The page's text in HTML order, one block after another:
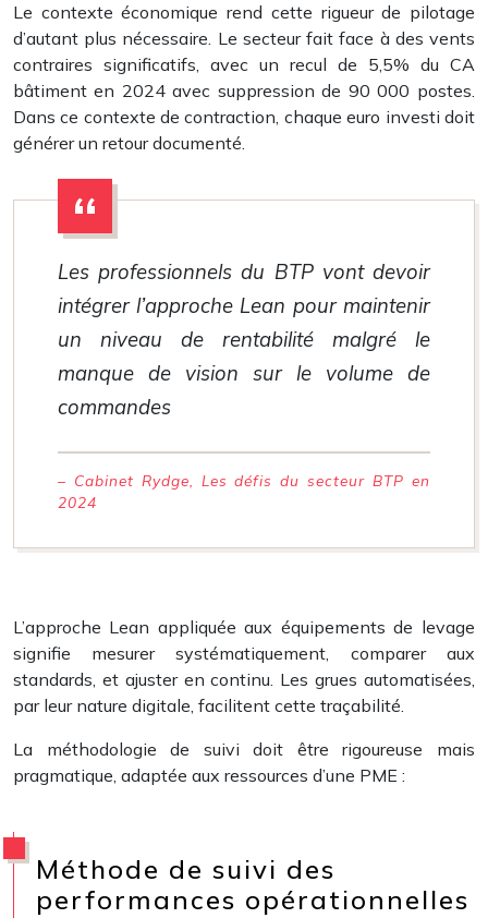
Le contexte économique rend cette rigueur de pilotage
d’autant plus nécessaire. Le secteur fait face à des vents
contraires significatifs, avec un recul de 5,5% du CA
bâtiment en 2024 avec suppression de 90 000 postes.
Dans ce contexte de contraction, chaque euro investi doit
générer un retour documenté.
Les professionnels du BTP vont devoir
intégrer l’approche Lean pour maintenir
un niveau de rentabilité malgré le
manque de vision sur le volume de
commandes
– Cabinet Rydge, Les défis du secteur BTP en
2024
L’approche Lean appliquée aux équipements de levage
signifie mesurer systématiquement, comparer aux
standards, et ajuster en continu. Les grues automatisées,
par leur nature digitale, facilitent cette traçabilité.
La méthodologie de suivi doit être rigoureuse mais
pragmatique, adaptée aux ressources d’une PME :
Méthode de suivi des
performances opérationnelles